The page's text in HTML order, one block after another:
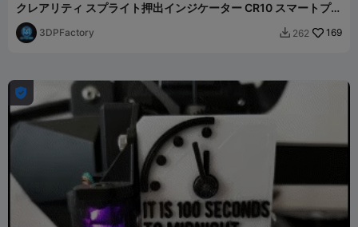
クレアリティ スプライト押出インジケーター CR10 スマートプロ
エンダー3 S1
3DPFactory  262 169
